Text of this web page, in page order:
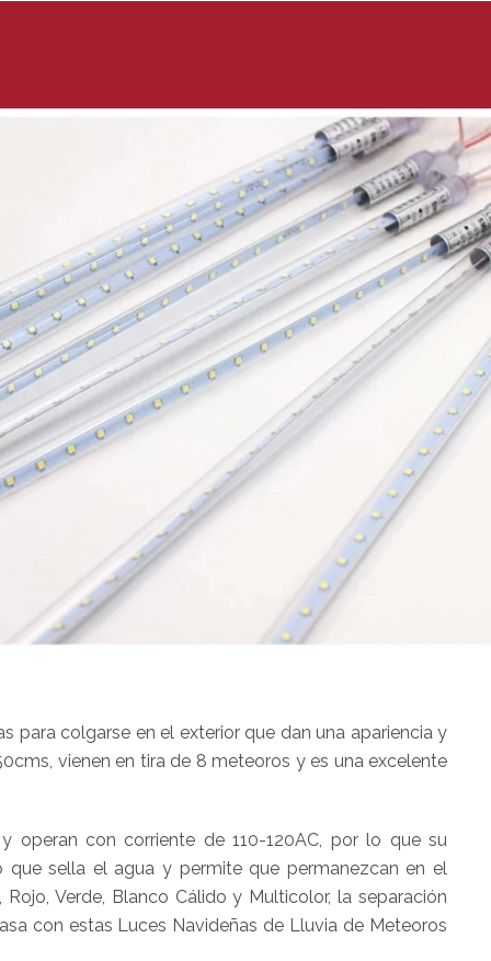
colgarse en el exterior que dan una apariencia y
vienen en tira de 8 meteoros y es una excelente
operan con corriente de 110-120AC, por lo que su
sella el agua y permite que permanezcan en el
Verde, Blanco Cálido y Multicolor, la separación
con estas Luces Navideñas de Lluvia de Meteoros